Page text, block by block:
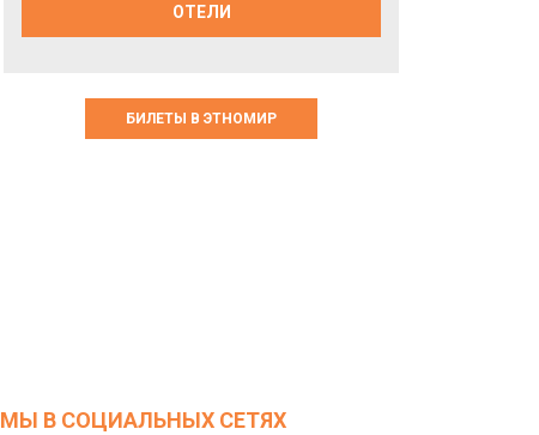
ОТЕЛИ
БИЛЕТЫ В ЭТНОМИР
МЫ В СОЦИАЛЬНЫХ СЕТЯХ